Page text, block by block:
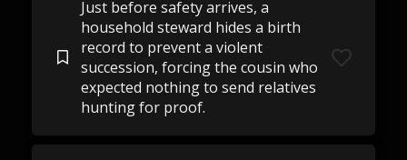
Just before safety arrives, a
household steward hides a birth
record to prevent a violent
succession, forcing the cousin who
expected nothing to send relatives
hunting for proof.